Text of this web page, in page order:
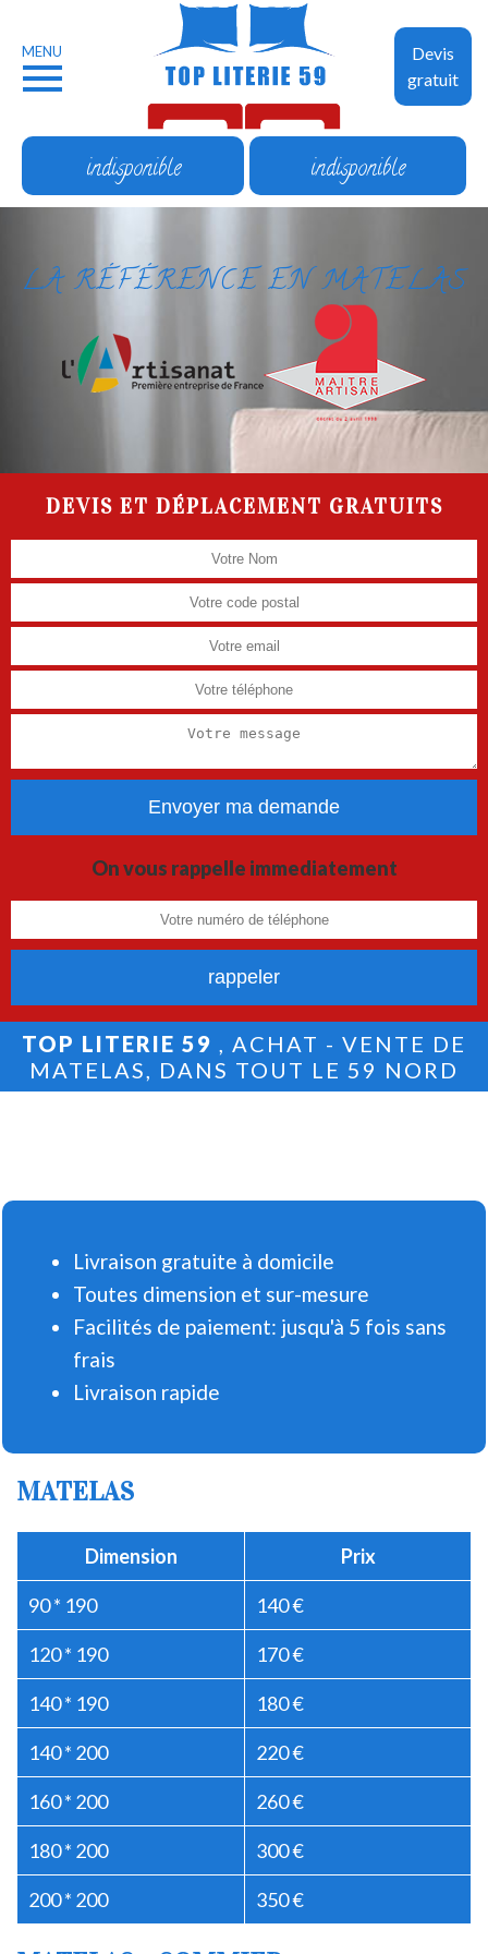
Devis
gratuit
MENU
indisponible indisponible
LA RÉFÉRENCE EN MATELAS
DEVIS ET DÉPLACEMENT GRATUITS
On vous rappelle immediatement
TOP LITERIE 59 , ACHAT - VENTE DE
MATELAS, DANS TOUT LE 59 NORD
Livraison gratuite à domicile
Toutes dimension et sur-mesure
Facilités de paiement: jusqu'à 5 fois sans
frais
Livraison rapide
MATELAS
Dimension Prix
90 * 190 140 €
120 * 190 170 €
140 * 190 180 €
140 * 200 220 €
160 * 200 260 €
180 * 200 300 €
200 * 200 350 €